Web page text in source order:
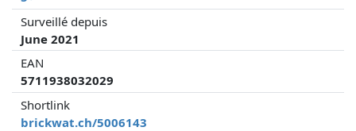
Surveillé depuis
June 2021
EAN
5711938032029
Shortlink
brickwat.ch/5006143